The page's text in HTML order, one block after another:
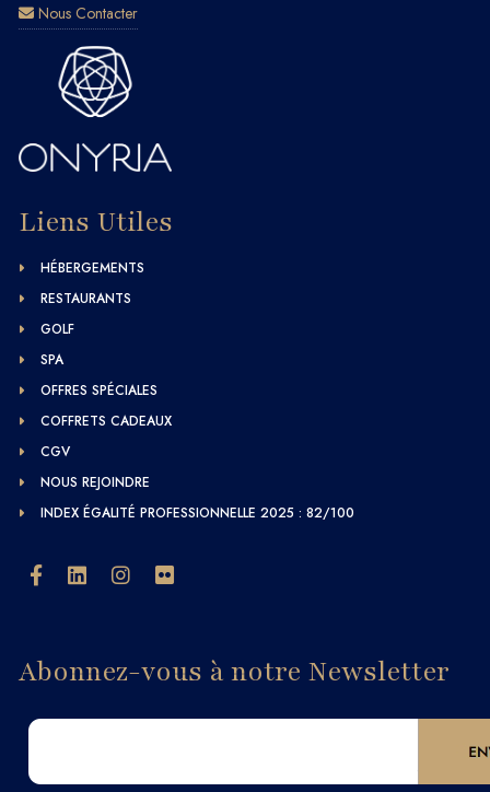
Nous Contacter
Liens Utiles
HÉBERGEMENTS
RESTAURANTS
GOLF
SPA
OFFRES SPÉCIALES
COFFRETS CADEAUX
CGV
NOUS REJOINDRE
INDEX ÉGALITÉ PROFESSIONNELLE 2025 : 82/100
Abonnez-vous à notre Newsletter